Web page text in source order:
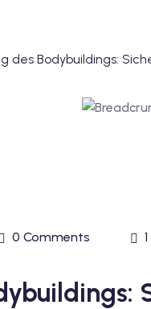
des Bodybuildings:
0 Comments